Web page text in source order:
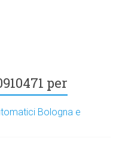
per
Bologna e